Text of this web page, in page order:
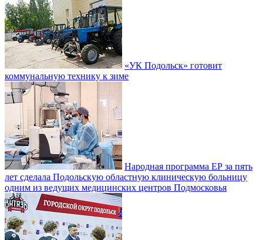
«УК Подольск» готовит
коммунальную технику к зиме
Народная программа ЕР за пять
лет сделала Подольскую областную клиническую больницу
одним из ведущих медицинских центров Подмосковья